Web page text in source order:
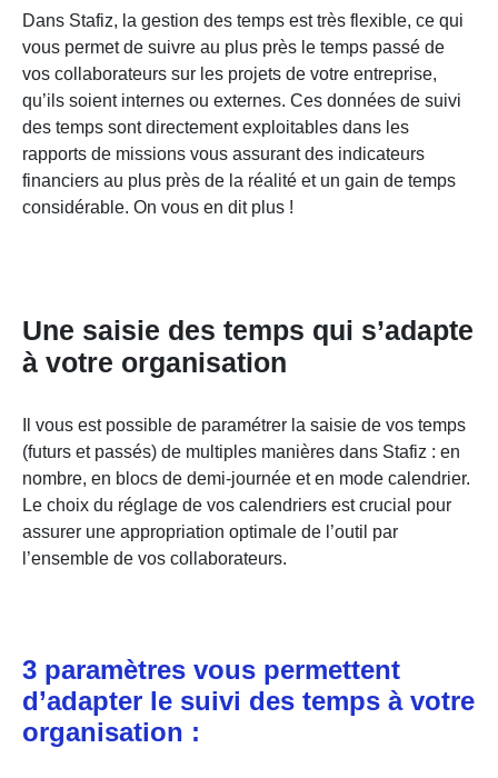
Dans Stafiz, la gestion des temps est très flexible, ce qui
vous permet de suivre au plus près le temps passé de
vos collaborateurs sur les projets de votre entreprise,
qu’ils soient internes ou externes. Ces données de suivi
des temps sont directement exploitables dans les
rapports de missions vous assurant des indicateurs
financiers au plus près de la réalité et un gain de temps
considérable. On vous en dit plus !
Une saisie des temps qui s’adapte
à votre organisation
Il vous est possible de paramétrer la saisie de vos temps
(futurs et passés) de multiples manières dans Stafiz : en
nombre, en blocs de demi-journée et en mode calendrier.
Le choix du réglage de vos calendriers est crucial pour
assurer une appropriation optimale de l’outil par
l’ensemble de vos collaborateurs.
3 paramètres vous permettent
d’adapter le suivi des temps à votre
organisation :